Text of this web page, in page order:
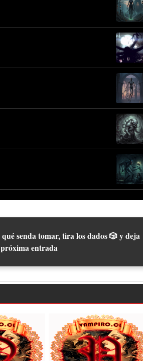
senda tomar, tira los dados 🎲 y deja
entrada